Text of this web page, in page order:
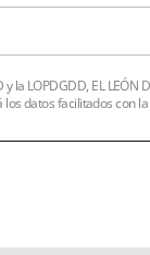
la LOPDGDD, EL LEÓN
los datos facilitados con